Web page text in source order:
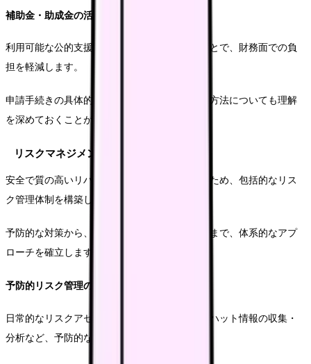
補助金・助成金の活用
利用可能な公的支援制度を積極的に活用することで、財務面での負
担を軽減します。
申請手続きの具体的な流れや、必要書類の準備方法についても理解
を深めておくことが重要です。
リスクマネジメントの展開
安全で質の高いリハビリテーションを提供するため、包括的なリス
ク管理体制を構築します。
予防的な対策から、インシデント発生時の対応まで、体系的なアプ
ローチを確立します。
予防的リスク管理の実践
日常的なリスクアセスメントの実施や、ヒヤリハット情報の収集・
分析など、予防的な取り組みを強化します。